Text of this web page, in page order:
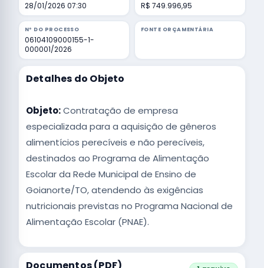
28/01/2026 07:30 R$ 749.996,95
Nº DO PROCESSO
06104109000155-1-
000001/2026
FONTE ORÇAMENTÁRIA
Detalhes do Objeto
Objeto:Contratação de empresa
especializada para a aquisição de gêneros
alimentícios perecíveis e não perecíveis,
destinados ao Programa de Alimentação
Escolar da Rede Municipal de Ensino de
Goianorte/TO, atendendo às exigências
nutricionais previstas no Programa Nacional de
Alimentação Escolar (PNAE).